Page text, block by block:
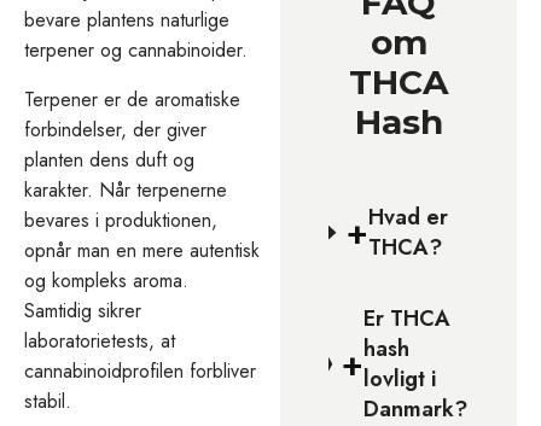
bevare plantens naturlige
terpener og cannabinoider.
Terpener er de aromatiske
forbindelser, der giver
planten dens duft og
karakter. Når terpenerne
bevares i produktionen,
opnår man en mere autentisk
og kompleks aroma.
Samtidig sikrer
laboratorietests, at
cannabinoidprofilen forbliver
stabil.
om
THCA
Hash
+Hvad er
THCA?
+
Er THCA
hash
lovligt i
Danmark?